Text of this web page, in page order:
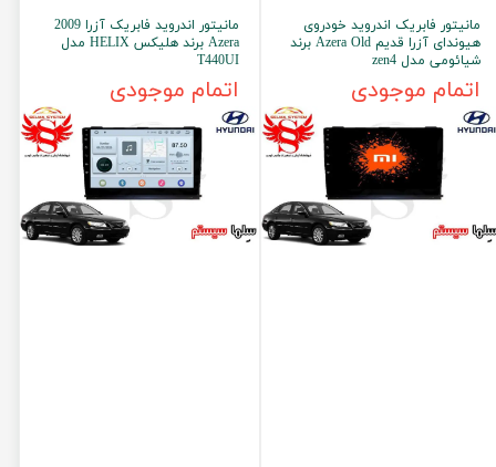
مانیتور فابریک اندروید خودروی
هیوندای آزرا قدیم Azera Old برند
شیائومی مدل zen4
اتمام موجودی
مانیتور اندروید فابریک آزرا 2009
Azera برند هلیکس HELIX مدل
T440UI
اتمام موجودی